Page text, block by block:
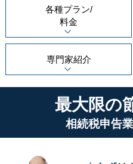
各種プラン/
料金
専門家紹介
最大限の
相続税申告